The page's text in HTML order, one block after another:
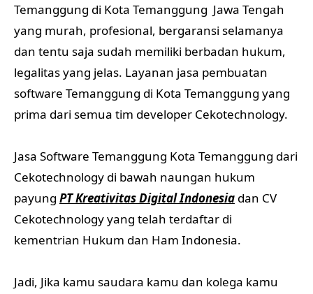
Temanggung di Kota Temanggung Jawa Tengah
yang murah, profesional, bergaransi selamanya
dan tentu saja sudah memiliki berbadan hukum,
legalitas yang jelas. Layanan jasa pembuatan
software Temanggung di Kota Temanggung yang
prima dari semua tim developer Cekotechnology.
Jasa Software Temanggung Kota Temanggung dari
Cekotechnology di bawah naungan hukum
payung PT Kreativitas Digital Indonesia dan CV
Cekotechnology yang telah terdaftar di
kementrian Hukum dan Ham Indonesia.
Jadi, Jika kamu saudara kamu dan kolega kamu